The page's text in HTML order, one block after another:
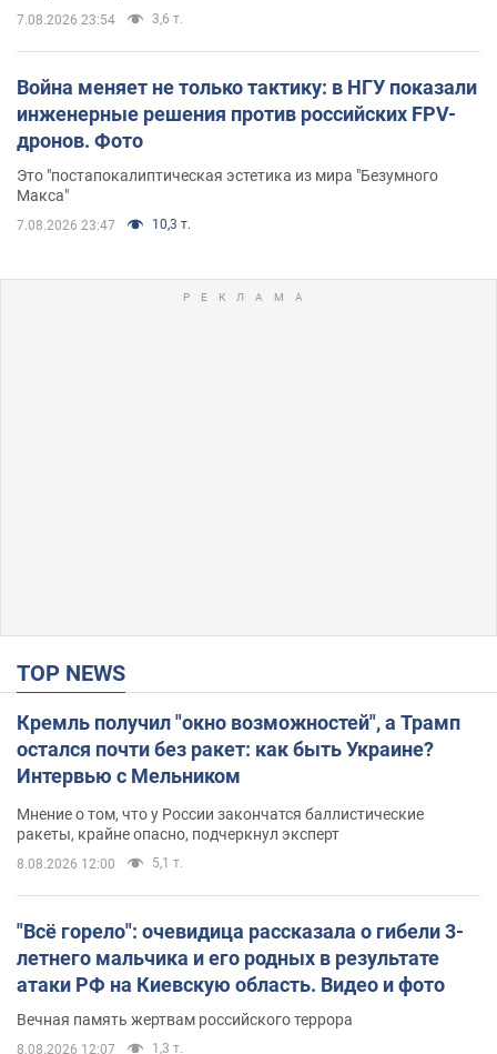
7.08.2026 23:54 3,6 т.
Война меняет не только тактику: в НГУ показали
инженерные решения против российских FPV-
дронов. Фото
Это "постапокалиптическая эстетика из мира "Безумного
Макса"
7.08.2026 23:47 10,3 т.
TOP NEWS
Кремль получил "окно возможностей", а Трамп
остался почти без ракет: как быть Украине?
Интервью с Мельником
Мнение о том, что у России закончатся баллистические
ракеты, крайне опасно, подчеркнул эксперт
8.08.2026 12:00 5,1 т.
"Всё горело": очевидица рассказала о гибели 3-
летнего мальчика и его родных в результате
атаки РФ на Киевскую область. Видео и фото
Вечная память жертвам российского террора
8.08.2026 12:07 1,3 т.